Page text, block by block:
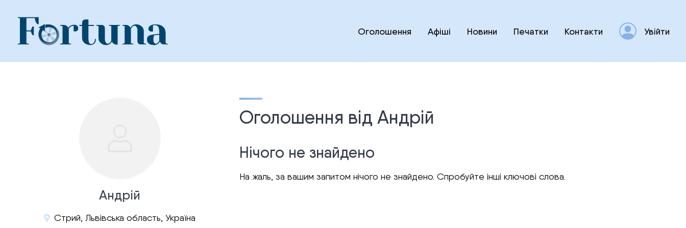
content
Оголошення Афіші Новини Печатки Контакти Увійти
Андрій
Стрий, Львівська область, Україна
Оголошення від Андрій
Нічого не знайдено
На жаль, за вашим запитом нічого не знайдено. Спробуйте інші ключові слова.